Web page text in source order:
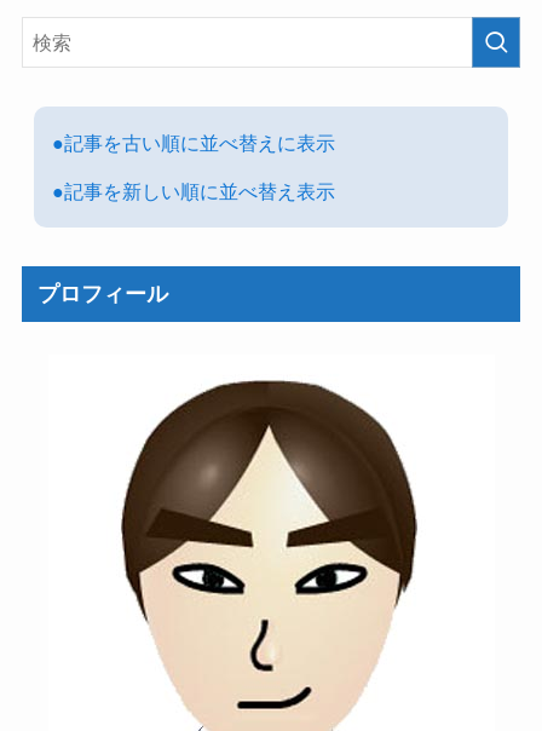
●記事を古い順に並べ替えに表示
●記事を新しい順に並べ替え表示
プロフィール